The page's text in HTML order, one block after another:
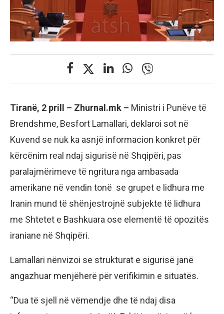
Tiranë, 2 prill – Zhurnal.mk – Ministri i Punëve të
Brendshme, Besfort Lamallari, deklaroi sot në
Kuvend se nuk ka asnjë informacion konkret për
kërcënim real ndaj sigurisë në Shqipëri, pas
paralajmërimeve të ngritura nga ambasada
amerikane në vendin tonë se grupet e lidhura me
Iranin mund të shënjestrojnë subjekte të lidhura
me Shtetet e Bashkuara ose elementë të opozitës
iraniane në Shqipëri.
Lamallari nënvizoi se strukturat e sigurisë janë
angazhuar menjëherë për verifikimin e situatës.
“Dua të sjell në vëmendje dhe të ndaj disa